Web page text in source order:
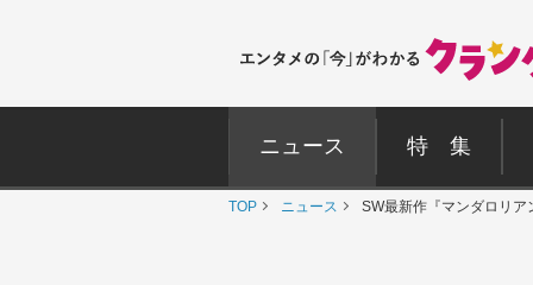
ニュース 特 集
TOP ニュース SW最新作『マンダロリ